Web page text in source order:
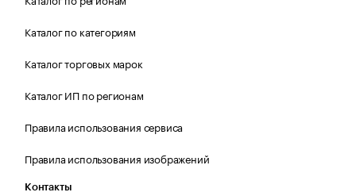
Каталог по категориям
Каталог торговых марок
Каталог ИП по регионам
Правила использования сервиса
Правила использования изображений
Контакты